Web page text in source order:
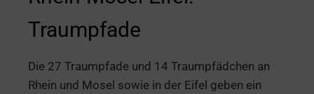
Traumpfade
Die 27 Traumpfade und 14 Traumpfädchen an
Rhein und Mosel sowie in der Eifel geben ein